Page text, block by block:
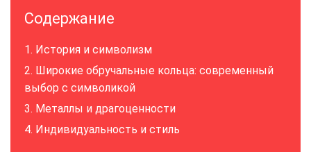
Содержание
История и символизм
Широкие обручальные кольца: современный
выбор с символикой
Металлы и драгоценности
Индивидуальность и стиль